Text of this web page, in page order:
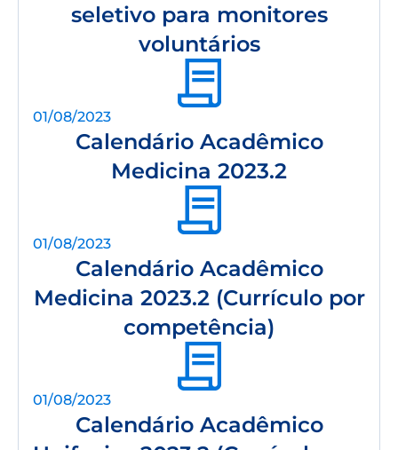
seletivo para monitores
voluntários
01/08/2023
Calendário Acadêmico
Medicina 2023.2
01/08/2023
Calendário Acadêmico
Medicina 2023.2 (Currículo por
competência)
01/08/2023
Calendário Acadêmico